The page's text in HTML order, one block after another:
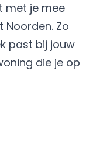
met je mee
Noorden. Zo
past bij jouw
die je op